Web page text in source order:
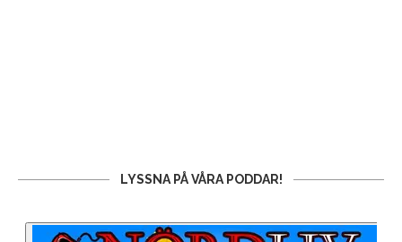
LYSSNA PÅ VÅRA PODDAR!